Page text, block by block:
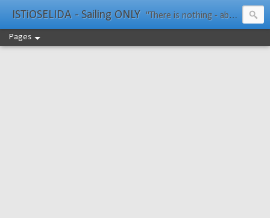
ISTiOSELIDA - Sailing ONLY "There is nothing - absolutely nothing - half so much worth doing as simply messing about in boats." Water Rat, Kenneth Grahame
Pages